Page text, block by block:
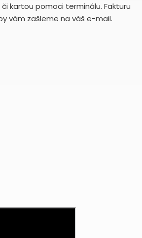
kartou pomoci terminálu. Fakturu
vám zašleme na váš e-mail.